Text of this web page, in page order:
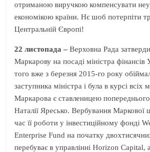
отриманою виручкою компенсувати
економікою країни. Нє шоб потерпіти
Центральній Європі!
22 листопада –Верховна Рада
Маркарову на посаді міністра фінансів
того вже з березня 2015-го року
заступника міністра і була в курсі всіх
Маркарова є ставленицею попереднього
Наталії Яресько. Вербування Маркової
час її роботи у інвестиційному фонді
Enterprise Fund на початку
перебуває в управлінні Horizon Capital,